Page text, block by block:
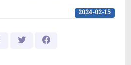
2024-02-15